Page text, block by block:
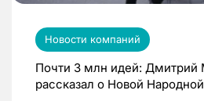
Новости компаний
Почти 3 млн идей: Дмитрий
рассказал о Новой